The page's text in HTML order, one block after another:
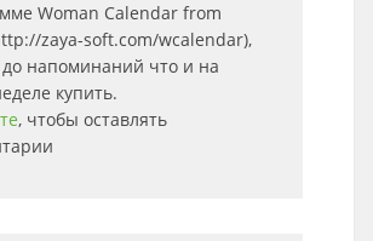
Woman Calendar from
zaya-soft.com/wcalendar),
до напоминаний что и на
купить.
, чтобы оставлять